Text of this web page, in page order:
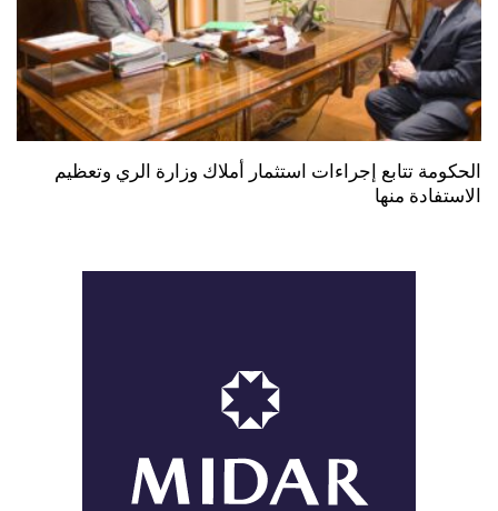
الحكومة تتابع إجراءات استثمار أملاك وزارة الري وتعظيم
الاستفادة منها